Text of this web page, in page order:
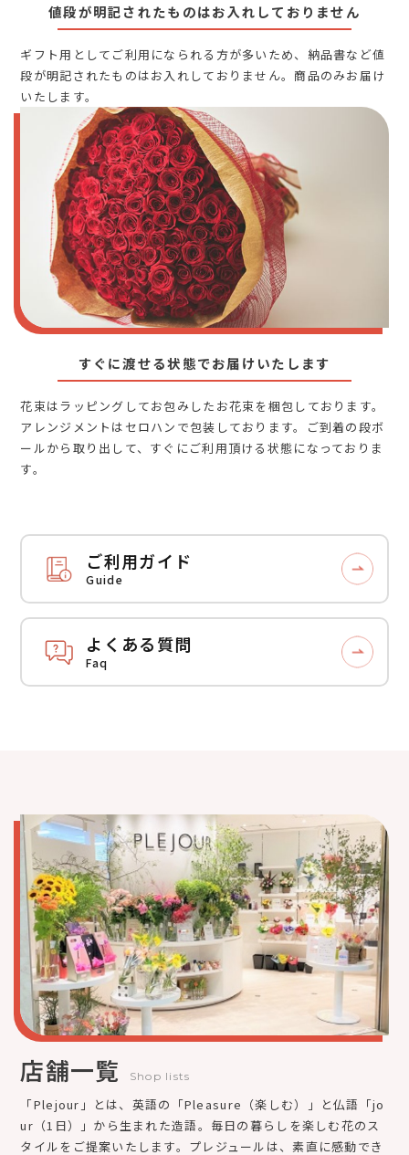
値段が明記されたものはお入れしておりません
ギフト用としてご利用になられる方が多いため、納品書など値
段が明記されたものはお入れしておりません。商品のみお届け
いたします。
すぐに渡せる状態でお届けいたします
花束はラッピングしてお包みしたお花束を梱包しております。
アレンジメントはセロハンで包装しております。ご到着の段ボ
ールから取り出して、すぐにご利用頂ける状態になっておりま
す。
ご利用ガイド
Guide
よくある質問
Faq
店舗一覧 Shop lists
「Plejour」とは、英語の「Pleasure（楽しむ）」と仏語「jo
ur（1日）」から生まれた造語。毎日の暮らしを楽しむ花のス
タイルをご提案いたします。プレジュールは、素直に感動でき